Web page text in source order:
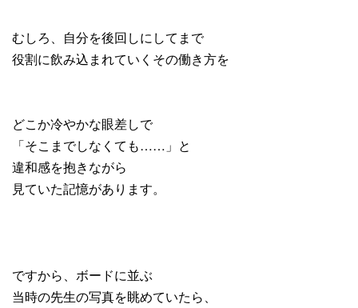
むしろ、自分を後回しにしてまで
役割に飲み込まれていくその働き方を
どこか冷やかな眼差しで
「そこまでしなくても……」と
違和感を抱きながら
見ていた記憶があります。
ですから、ボードに並ぶ
当時の先生の写真を眺めていたら、